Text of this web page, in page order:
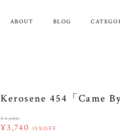
ABOUT BLOG
Kerosene 454「Came
¥4,400
¥3,740 15%OFF